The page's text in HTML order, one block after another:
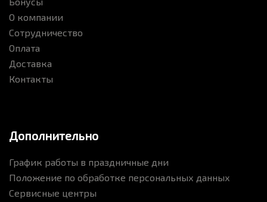
О компании
Сотрудничество
Оплата
Доставка
Контакты
Дополнительно
График работы в праздничные дни
Положение по обработке персональных данных
Сервисные центры